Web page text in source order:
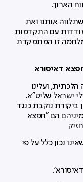
הארוך.
אותנו ואת
עם התקדמות
זו המתמקדת
דאיסורא
ועלינו
ישראל שליט"א.
נוקבת כנגד
הם "חפצא
נכון כלל על פי